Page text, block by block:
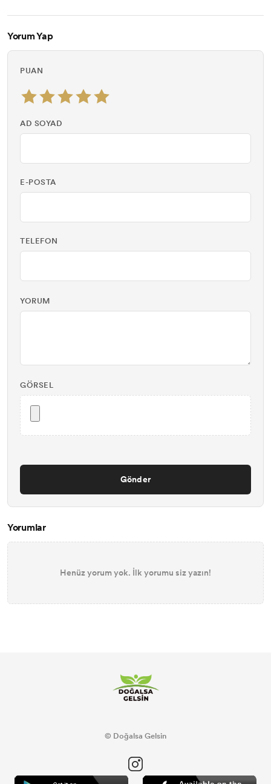
Yorum Yap
PUAN
AD SOYAD
E-POSTA
TELEFON
YORUM
GÖRSEL
Gönder
Yorumlar
Henüz yorum yok. İlk yorumu siz yazın!
© Doğalsa Gelsin